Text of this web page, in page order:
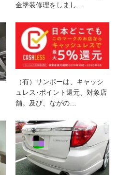
金塗装修理をしまし…
（有）サンポーは、キャッシ
ュレス･ポイント還元、対象店
舗。及び、ながの…